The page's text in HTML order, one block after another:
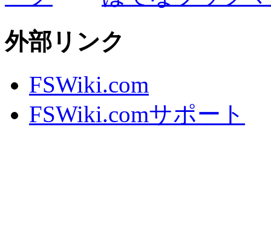
外部リンク
FSWiki.com
FSWiki.comサポート